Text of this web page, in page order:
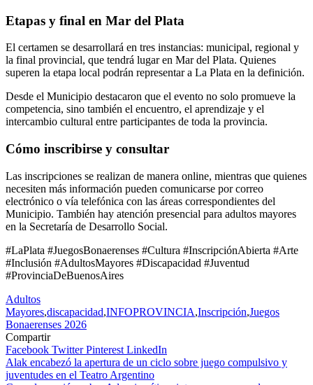
Etapas y final en Mar del Plata
El certamen se desarrollará en tres instancias: municipal, regional y
la final provincial, que tendrá lugar en Mar del Plata. Quienes
superen la etapa local podrán representar a La Plata en la definición.
Desde el Municipio destacaron que el evento no solo promueve la
competencia, sino también el encuentro, el aprendizaje y el
intercambio cultural entre participantes de toda la provincia.
Cómo inscribirse y consultar
Las inscripciones se realizan de manera online, mientras que quienes
necesiten más información pueden comunicarse por correo
electrónico o vía telefónica con las áreas correspondientes del
Municipio. También hay atención presencial para adultos mayores
en la Secretaría de Desarrollo Social.
#LaPlata #JuegosBonaerenses #Cultura #InscripciónAbierta #Arte
#Inclusión #AdultosMayores #Discapacidad #Juventud
#ProvinciaDeBuenosAires
Adultos
Mayores,discapacidad,INFOPROVINCIA,Inscripción,Juegos
Bonaerenses 2026
Compartir
Facebook TwitterPinterest LinkedIn
Navegación
Alak encabezó la apertura de un ciclo sobre juego compulsivo y
juventudes en el Teatro Argentino